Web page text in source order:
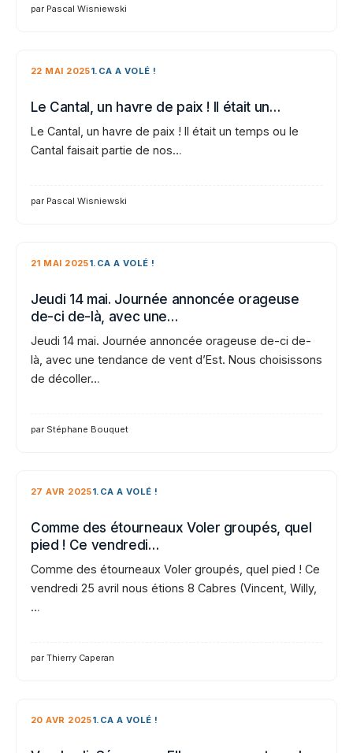
par Pascal Wisniewski
22 MAI 20251.CA A VOLÉ !
Le Cantal, un havre de paix ! Il était un…
Le Cantal, un havre de paix ! Il était un temps ou le
Cantal faisait partie de nos…
par Pascal Wisniewski
21 MAI 20251.CA A VOLÉ !
Jeudi 14 mai. Journée annoncée orageuse
de-ci de-là, avec une…
Jeudi 14 mai. Journée annoncée orageuse de-ci de-
là, avec une tendance de vent d’Est. Nous choisissons
de décoller…
par Stéphane Bouquet
27 AVR 20251.CA A VOLÉ !
Comme des étourneaux Voler groupés, quel
pied ! Ce vendredi…
Comme des étourneaux Voler groupés, quel pied ! Ce
vendredi 25 avril nous étions 8 Cabres (Vincent, Willy,
…
par Thierry Caperan
20 AVR 20251.CA A VOLÉ !